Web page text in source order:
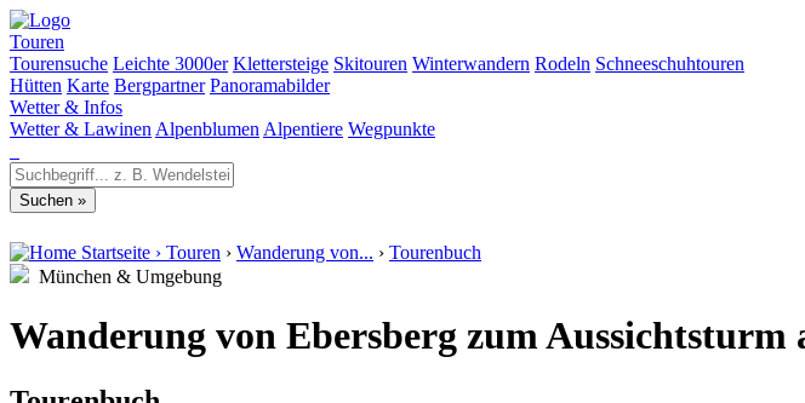
Touren
Tourensuche Leichte 3000er Klettersteige Skitouren Winterwandern Rodeln Schneeschuhtouren
Hütten Karte Bergpartner Panoramabilder
Wetter & Infos
Wetter & Lawinen Alpenblumen Alpentiere Wegpunkte
Startseite › Touren › Wanderung von... › Tourenbuch
München & Umgebung
Wanderung von Ebersberg zum